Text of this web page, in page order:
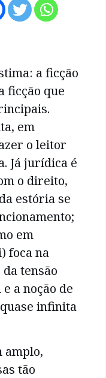
a ficção
ficção que
em
o leitor
Já jurídica é
o direito,
estória se
em
foca na
tensão
a noção de
infinita
amplo,
tão